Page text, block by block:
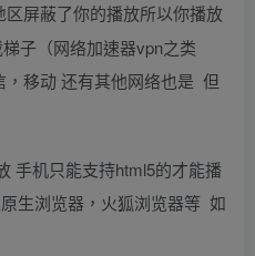
区屏蔽了你的播放所以你播放
子（网络加速器vpn之类
移动 还有其他网络也是 但
手机只能支持html5的才能播
生浏览器，火狐浏览器等 如